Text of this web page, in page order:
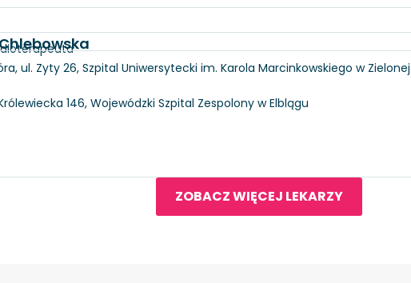
ul. Zyty 26, Szpital Uniwersytecki im. Karola Marcinkowskiego w Zielonej
146, Wojewódzki Szpital Zespolony w Elblągu
ZOBACZ WIĘCEJ LEKARZY